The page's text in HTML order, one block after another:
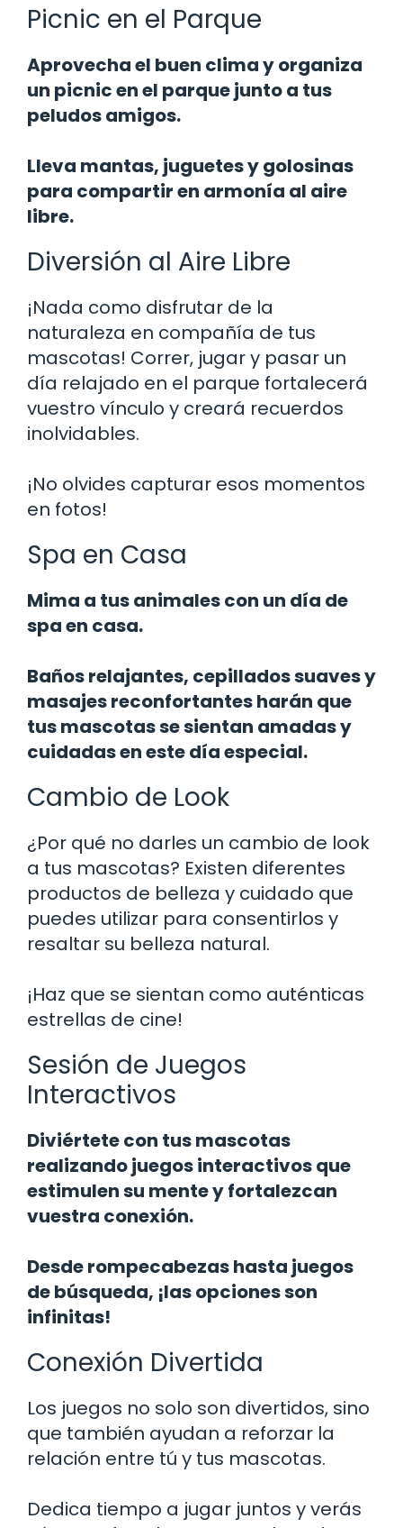
Picnic en el Parque
Aprovecha el buen clima y organiza
un picnic en el parque junto a tus
peludos amigos.
Lleva mantas, juguetes y golosinas
para compartir en armonía al aire
libre.
Diversión al Aire Libre
¡Nada como disfrutar de la
naturaleza en compañía de tus
mascotas! Correr, jugar y pasar un
día relajado en el parque fortalecerá
vuestro vínculo y creará recuerdos
inolvidables.
¡No olvides capturar esos momentos
en fotos!
Spa en Casa
Mima a tus animales con un día de
spa en casa.
Baños relajantes, cepillados suaves y
masajes reconfortantes harán que
tus mascotas se sientan amadas y
cuidadas en este día especial.
Cambio de Look
¿Por qué no darles un cambio de look
a tus mascotas? Existen diferentes
productos de belleza y cuidado que
puedes utilizar para consentirlos y
resaltar su belleza natural.
¡Haz que se sientan como auténticas
estrellas de cine!
Sesión de Juegos
Interactivos
Diviértete con tus mascotas
realizando juegos interactivos que
estimulen su mente y fortalezcan
vuestra conexión.
Desde rompecabezas hasta juegos
de búsqueda, ¡las opciones son
infinitas!
Conexión Divertida
Los juegos no solo son divertidos, sino
que también ayudan a reforzar la
relación entre tú y tus mascotas.
Dedica tiempo a jugar juntos y verás